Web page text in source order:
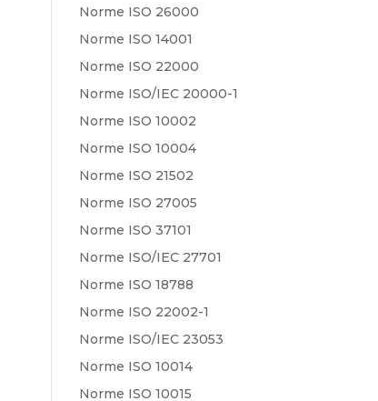
Norme ISO 26000
Norme ISO 14001
Norme ISO 22000
Norme ISO/IEC 20000-1
Norme ISO 10002
Norme ISO 10004
Norme ISO 21502
Norme ISO 27005
Norme ISO 37101
Norme ISO/IEC 27701
Norme ISO 18788
Norme ISO 22002-1
Norme ISO/IEC 23053
Norme ISO 10014
Norme ISO 10015